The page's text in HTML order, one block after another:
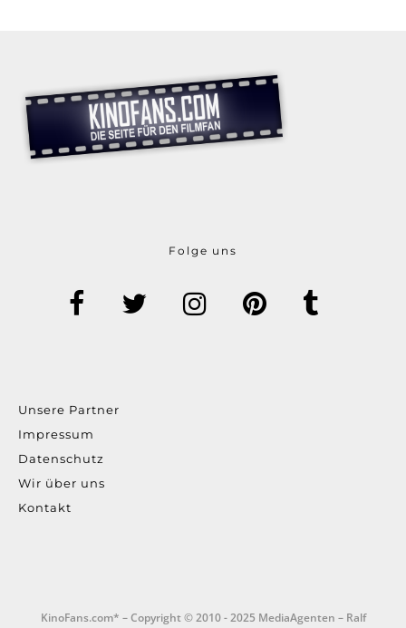
Folge uns
Unsere Partner
Impressum
Datenschutz
Wir über uns
Kontakt
KinoFans.com* – Copyright © 2010 - 2025 MediaAgenten – Ralf